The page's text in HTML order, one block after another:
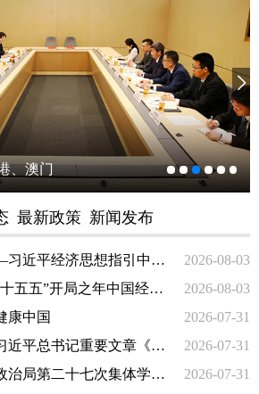
、澳门
最新政策 新闻发布
2026-08-03
东风浩荡开新局——习近平经济思想指引中国经济高质量发展行稳致远
2026-08-03
习近平总书记引领“十五五”开局之年中国经济破浪前行
2026-07-31
康中国
2026-07-31
《求是》杂志发表习近平总书记重要文章《加快建设健康中国》
2026-07-31
习近平在中共中央政治局第二十七次集体学习时强调 强化政治引领 深化创新发展 高质量推进国防和军队现代化